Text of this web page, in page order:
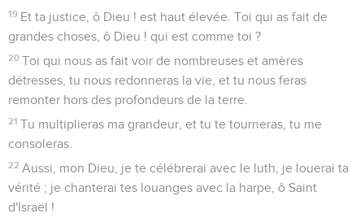
19 Et ta justice, ô Dieu ! est haut élevée. Toi qui as fait de
grandes choses, ô Dieu ! qui est comme toi ?
20 Toi qui nous as fait voir de nombreuses et amères
détresses, tu nous redonneras la vie, et tu nous feras
remonter hors des profondeurs de la terre.
21 Tu multiplieras ma grandeur, et tu te tourneras, tu me
consoleras.
22 Aussi, mon Dieu, je te célébrerai avec le luth, je louerai ta
vérité ; je chanterai tes louanges avec la harpe, ô Saint
d'Israël !